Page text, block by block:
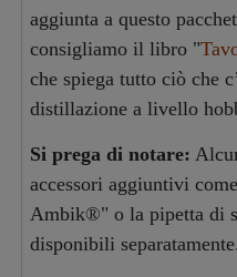
aggiunta a questo
consigliamo il libro "
che spiega tutto ciò che
distillazione a livello
Si prega di notare:
accessori aggiuntivi
Ambik®" o la pipetta di
disponibili separatamente.